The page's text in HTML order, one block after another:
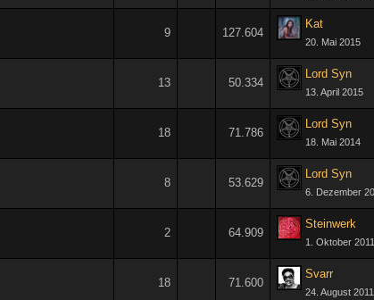
9 127.604
Kat
20. Mai 2015
13 50.334
Lord Syn
13. April 2015
18 71.786
Lord Syn
18. Mai 2014
8 53.629
Lord Syn
6. Dezember
2 64.909
Steinwerk
1. Oktober 2011
18 71.600
Svarr
24. August 2011